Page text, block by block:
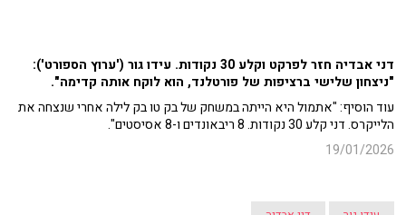
דני אבדיה חזר לפרקט וקלע 30 נקודות. עידו גור ('ערוץ הספורט'):
"ניצחון שלישי ברציפות של פורטלנד, הוא לוקח אותה קדימה".
עוד הוסיף: "אתמול היא הייתה במשחק של בק טו בק לילה אחרי שנצחה את
הלייקרס. דני קלע 30 נקודות. 8 ריבאונדים ו-8 אסיסטים".
19/01/2026